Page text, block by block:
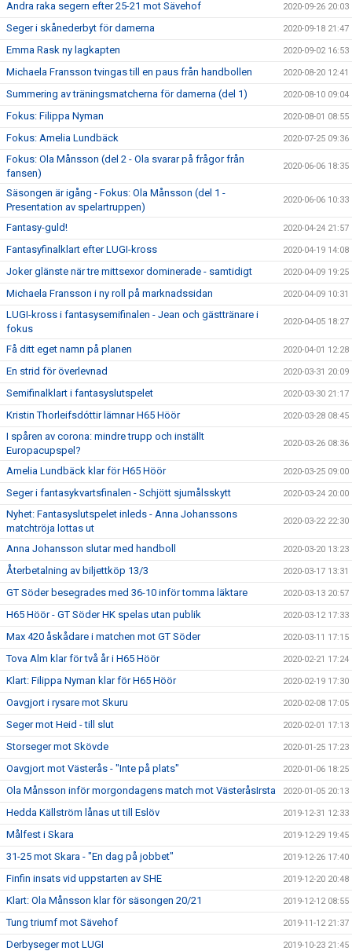
Andra raka segern efter 25-21 mot Sävehof 2020-09-26 20:03
Seger i skånederbyt för damerna 2020-09-18 21:47
Emma Rask ny lagkapten 2020-09-02 16:53
Michaela Fransson tvingas till en paus från handbollen 2020-08-20 12:41
Summering av träningsmatcherna för damerna (del 1) 2020-08-10 09:04
Fokus: Filippa Nyman 2020-08-01 08:55
Fokus: Amelia Lundbäck 2020-07-25 09:36
Fokus: Ola Månsson (del 2 - Ola svarar på frågor från
fansen)
2020-06-06 18:35
Säsongen är igång - Fokus: Ola Månsson (del 1 -
Presentation av spelartruppen)
2020-06-06 10:33
Fantasy-guld! 2020-04-24 21:57
Fantasyfinalklart efter LUGI-kross 2020-04-19 14:08
Joker glänste när tre mittsexor dominerade - samtidigt 2020-04-09 19:25
Michaela Fransson i ny roll på marknadssidan 2020-04-09 10:31
LUGI-kross i fantasysemifinalen - Jean och gästtränare i
fokus
2020-04-05 18:27
Få ditt eget namn på planen 2020-04-01 12:28
En strid för överlevnad 2020-03-31 20:09
Semifinalklart i fantasyslutspelet 2020-03-30 21:17
Kristin Thorleifsdóttir lämnar H65 Höör 2020-03-28 08:45
I spåren av corona: mindre trupp och inställt
Europacupspel?
2020-03-26 08:36
Amelia Lundbäck klar för H65 Höör 2020-03-25 09:00
Seger i fantasykvartsfinalen - Schjött sjumålsskytt 2020-03-24 20:00
Nyhet: Fantasyslutspelet inleds - Anna Johanssons
matchtröja lottas ut
2020-03-22 22:30
Anna Johansson slutar med handboll 2020-03-20 13:23
Återbetalning av biljettköp 13/3 2020-03-17 13:31
GT Söder besegrades med 36-10 inför tomma läktare 2020-03-13 20:57
H65 Höör - GT Söder HK spelas utan publik 2020-03-12 17:33
Max 420 åskådare i matchen mot GT Söder 2020-03-11 17:15
Tova Alm klar för två år i H65 Höör 2020-02-21 17:24
Klart: Filippa Nyman klar för H65 Höör 2020-02-19 17:30
Oavgjort i rysare mot Skuru 2020-02-08 17:05
Seger mot Heid - till slut 2020-02-01 17:13
Storseger mot Skövde 2020-01-25 17:23
Oavgjort mot Västerås - "Inte på plats" 2020-01-06 18:25
Ola Månsson inför morgondagens match mot VästeråsIrsta 2020-01-05 20:13
Hedda Källström lånas ut till Eslöv 2019-12-31 12:33
Målfest i Skara 2019-12-29 19:45
31-25 mot Skara - "En dag på jobbet" 2019-12-26 17:40
Finfin insats vid uppstarten av SHE 2019-12-20 20:48
Klart: Ola Månsson klar för säsongen 20/21 2019-12-12 08:55
Tung triumf mot Sävehof 2019-11-12 21:37
Derbyseger mot LUGI 2019-10-23 21:45